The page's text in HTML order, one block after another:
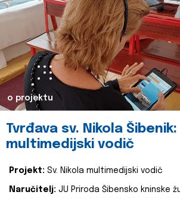
o projektu
Tvrđava sv. Nikola Šibenik:
multimedijski vodič
Projekt: Sv. Nikola multimedijski vodič
Naručitelj: JU Priroda Šibensko kninske